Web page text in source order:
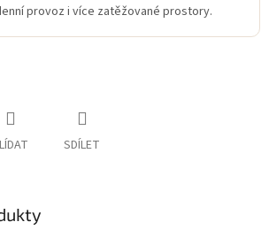
provoz i více zatěžované prostory.
SDÍLET